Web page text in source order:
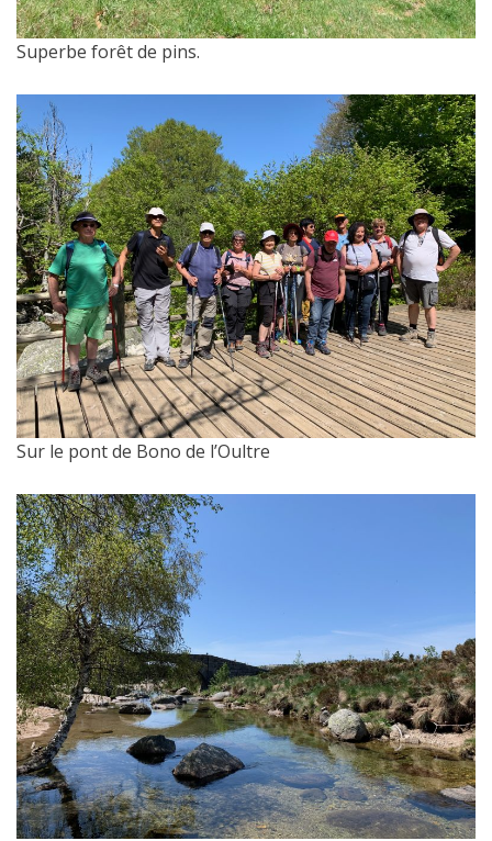
Superbe forêt de pins.
Sur le pont de Bono de l’Oultre